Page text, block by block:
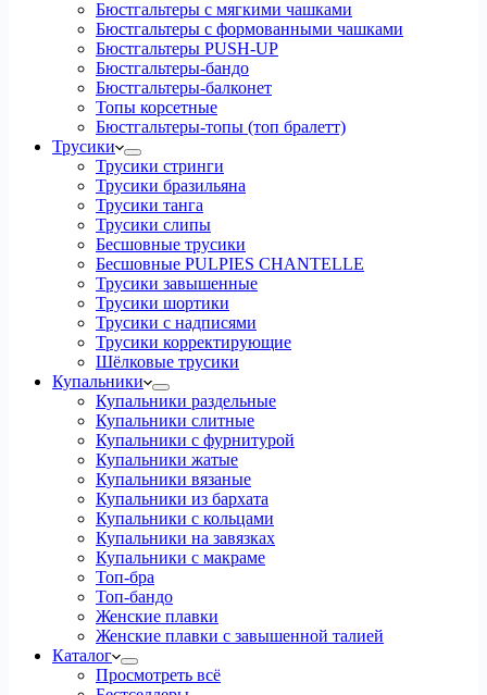
Бюстгальтеры с мягкими чашками
Бюстгальтеры с формованными чашками
Бюстгальтеры PUSH-UP
Бюстгальтеры-бандо
Бюстгальтеры-балконет
Топы корсетные
Бюстгальтеры-топы (топ бралетт)
Трусики
Трусики стринги
Трусики бразильяна
Трусики танга
Трусики слипы
Бесшовные трусики
Бесшовные PULPIES CHANTELLE
Трусики завышенные
Трусики шортики
Трусики с надписями
Трусики корректирующие
Шёлковые трусики
Купальники
Купальники раздельные
Купальники слитные
Купальники с фурнитурой
Купальники жатые
Купальники вязаные
Купальники из бархата
Купальники с кольцами
Купальники на завязках
Купальники с макраме
Топ-бра
Топ-бандо
Женские плавки
Женские плавки с завышенной талией
Каталог
Просмотреть всё